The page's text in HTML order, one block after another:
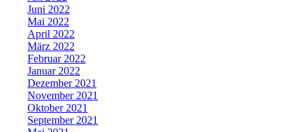
Juni 2022
Mai 2022
April 2022
März 2022
Februar 2022
Januar 2022
Dezember 2021
November 2021
Oktober 2021
September 2021